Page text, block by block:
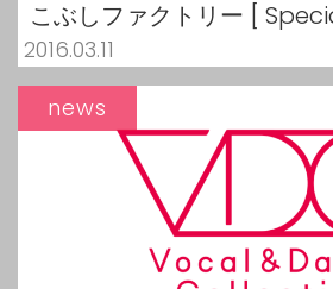
こぶしファクトリー [
2016.03.11
news